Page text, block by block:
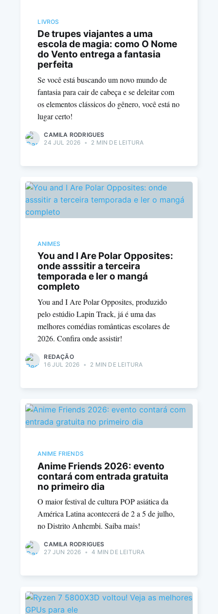
LIVROS
De trupes viajantes a uma
escola de magia: como O Nome
do Vento entrega a fantasia
perfeita
Se você está buscando um novo mundo de
fantasia para cair de cabeça e se deleitar com
os elementos clássicos do gênero, você está no
lugar certo!
CAMILA RODRIGUES
24 JUL 2026 • 2 MIN DE LEITURA
ANIMES
You and I Are Polar Opposites:
onde asssitir a terceira
temporada e ler o mangá
completo
You and I Are Polar Opposites, produzido
pelo estúdio Lapin Track, já é uma das
melhores comédias românticas escolares de
2026. Confira onde assistir!
REDAÇÃO
16 JUL 2026 • 2 MIN DE LEITURA
ANIME FRIENDS
Anime Friends 2026: evento
contará com entrada gratuita
no primeiro dia
O maior festival de cultura POP asiática da
América Latina acontecerá de 2 a 5 de julho,
no Distrito Anhembi. Saiba mais!
CAMILA RODRIGUES
27 JUN 2026 • 4 MIN DE LEITURA